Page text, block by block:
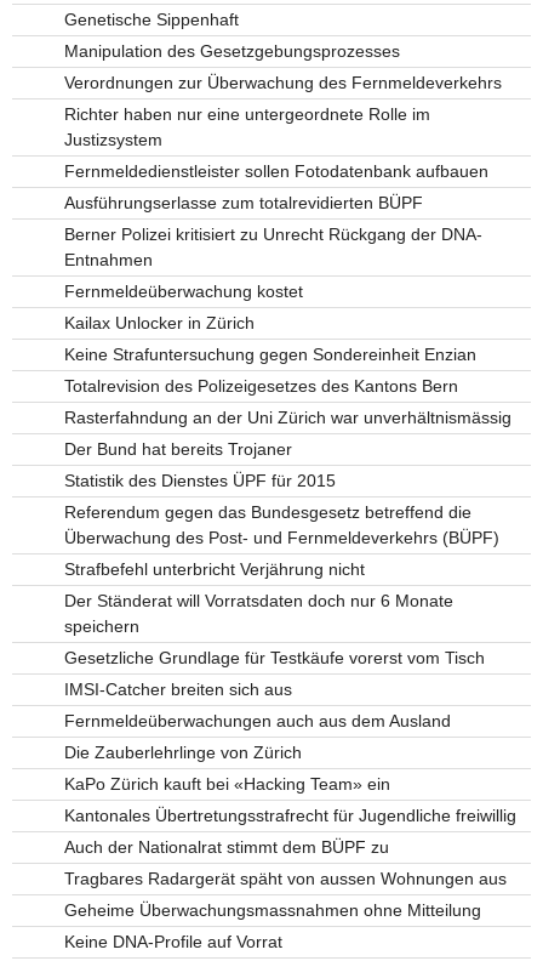
Genetische Sippenhaft
Manipulation des Gesetzgebungsprozesses
Verordnungen zur Überwachung des Fernmeldeverkehrs
Richter haben nur eine untergeordnete Rolle im
Justizsystem
Fernmeldedienstleister sollen Fotodatenbank aufbauen
Ausführungserlasse zum totalrevidierten BÜPF
Berner Polizei kritisiert zu Unrecht Rückgang der DNA-
Entnahmen
Fernmeldeüberwachung kostet
Kailax Unlocker in Zürich
Keine Strafuntersuchung gegen Sondereinheit Enzian
Totalrevision des Polizeigesetzes des Kantons Bern
Rasterfahndung an der Uni Zürich war unverhältnismässig
Der Bund hat bereits Trojaner
Statistik des Dienstes ÜPF für 2015
Referendum gegen das Bundesgesetz betreffend die
Überwachung des Post- und Fernmeldeverkehrs (BÜPF)
Strafbefehl unterbricht Verjährung nicht
Der Ständerat will Vorratsdaten doch nur 6 Monate
speichern
Gesetzliche Grundlage für Testkäufe vorerst vom Tisch
IMSI-Catcher breiten sich aus
Fernmeldeüberwachungen auch aus dem Ausland
Die Zauberlehrlinge von Zürich
KaPo Zürich kauft bei «Hacking Team» ein
Kantonales Übertretungsstrafrecht für Jugendliche freiwillig
Auch der Nationalrat stimmt dem BÜPF zu
Tragbares Radargerät späht von aussen Wohnungen aus
Geheime Überwachungsmassnahmen ohne Mitteilung
Keine DNA-Profile auf Vorrat